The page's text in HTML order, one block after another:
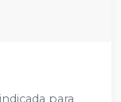
para